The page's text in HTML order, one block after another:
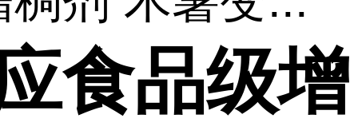
食品级增